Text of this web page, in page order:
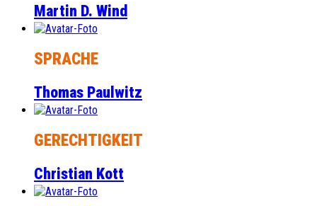
Martin D. Wind
SPRACHE
Thomas Paulwitz
GERECHTIGKEIT
Christian Kott